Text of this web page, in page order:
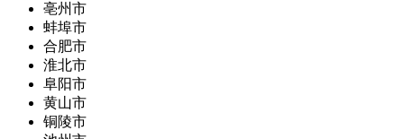
亳州市
蚌埠市
合肥市
淮北市
阜阳市
黄山市
铜陵市